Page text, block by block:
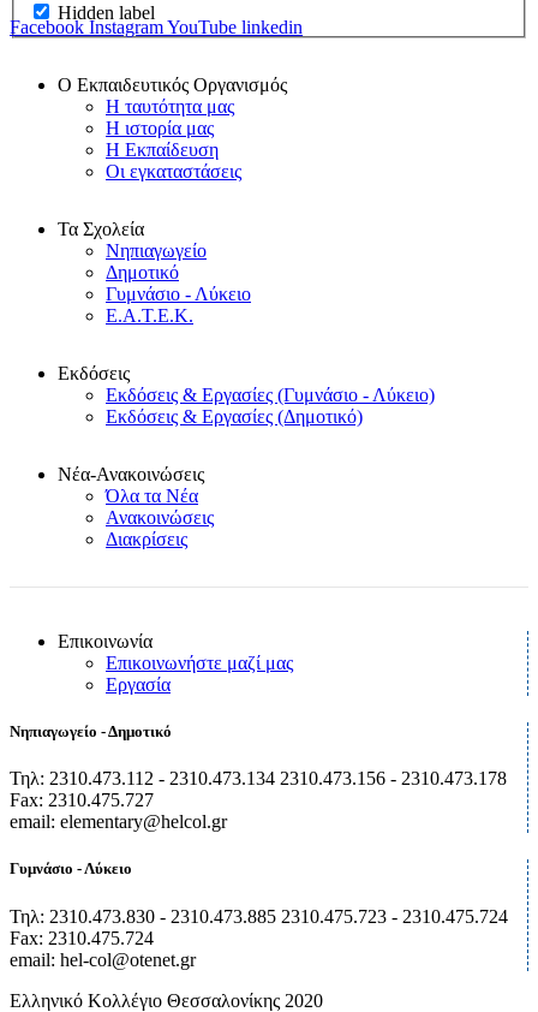
Hidden label
Facebook InstagramYouTube linkedin
Ο Εκπαιδευτικός Οργανισμός
Η ταυτότητα μας
Η ιστορία μας
Η Εκπαίδευση
Οι εγκαταστάσεις
Τα Σχολεία
Νηπιαγωγείο
Δημοτικό
Γυμνάσιο - Λύκειο
Ε.Α.Τ.Ε.Κ.
Εκδόσεις
Εκδόσεις & Εργασίες (Γυμνάσιο - Λύκειο)
Εκδόσεις & Εργασίες (Δημοτικό)
Νέα-Ανακοινώσεις
Όλα τα Νέα
Ανακοινώσεις
Διακρίσεις
Επικοινωνία
Επικοινωνήστε μαζί μας
Εργασία
Νηπιαγωγείο - Δημοτικό
Τηλ: 2310.473.112 - 2310.473.134 2310.473.156 - 2310.473.178
Fax: 2310.475.727
email: elementary@helcol.gr
Γυμνάσιο - Λύκειο
Τηλ: 2310.473.830 - 2310.473.885 2310.475.723 - 2310.475.724
Fax: 2310.475.724
email: hel-col@otenet.gr
Ελληνικό Κολλέγιο Θεσσαλονίκης 2020